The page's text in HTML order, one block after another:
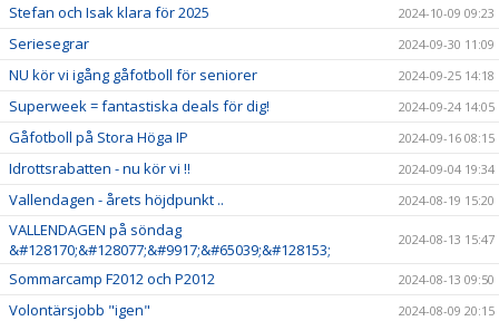
Stefan och Isak klara för 2025 2024-10-09 09:23
Seriesegrar 2024-09-30 11:09
NU kör vi igång gåfotboll för seniorer 2024-09-25 14:18
Superweek = fantastiska deals för dig! 2024-09-24 14:05
Gåfotboll på Stora Höga IP 2024-09-16 08:15
Idrottsrabatten - nu kör vi !! 2024-09-04 19:34
Vallendagen - årets höjdpunkt .. 2024-08-19 15:20
VALLENDAGEN på söndag
&#128170;&#128077;&#9917;&#65039;&#128153;
2024-08-13 15:47
Sommarcamp F2012 och P2012 2024-08-13 09:50
Volontärsjobb "igen" 2024-08-09 20:15